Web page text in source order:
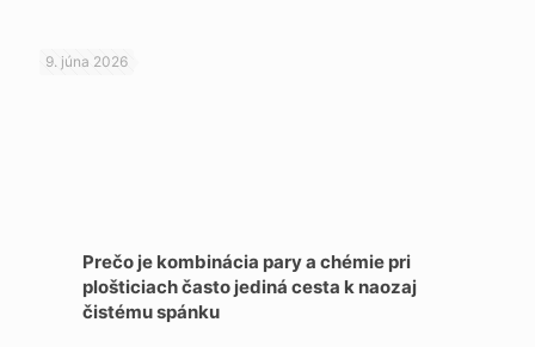
9. júna 2026
Prečo je kombinácia pary a chémie pri
plošticiach často jediná cesta k naozaj
čistému spánku